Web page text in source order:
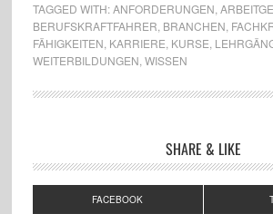
TAGGED WITH:ANFORDERUNGEN
BERUFSKRAFTFAHRER BRANCHEN
FÄHIGKEITEN KARRIERE KURSE
WEITERBILDUNGEN WISSEN
SHARE & LIKE
FACEBOOK